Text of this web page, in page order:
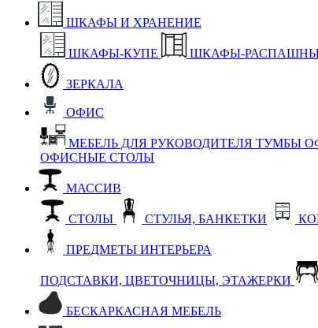
ШКАФЫ И ХРАНЕНИЕ
ШКАФЫ-КУПЕ ШКАФЫ-
ЗЕРКАЛА
ОФИС
МЕБЕЛЬ ДЛЯ РУКОВОДИТЕЛЯ ТУМБЫ
ОФИСНЫЕ СТОЛЫ
МАССИВ
СТОЛЫ СТУЛЬЯ, БАНКЕТКИ
ПРЕДМЕТЫ ИНТЕРЬЕРА
ПОДСТАВКИ, ЦВЕТОЧНИЦЫ, ЭТАЖЕРКИ
БЕСКАРКАСНАЯ МЕБЕЛЬ